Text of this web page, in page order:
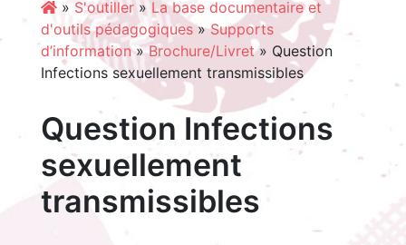
» S'outiller» La base documentaire et
d'outils pédagogiques»Supports
d’information»Brochure/Livret» Question
Infections sexuellement transmissibles
Question Infections
sexuellement
transmissibles